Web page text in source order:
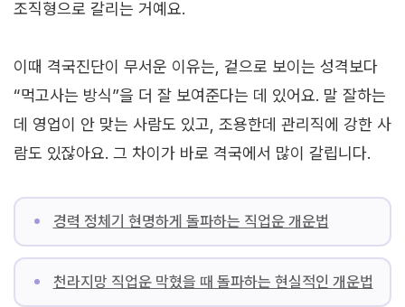
조직형으로 갈리는 거예요.
이때 격국진단이 무서운 이유는, 겉으로 보이는 성격보다
“먹고사는 방식”을 더 잘 보여준다는 데 있어요. 말 잘하는
데 영업이 안 맞는 사람도 있고, 조용한데 관리직에 강한 사
람도 있잖아요. 그 차이가 바로 격국에서 많이 갈립니다.
경력 정체기 현명하게 돌파하는 직업운 개운법
천라지망 직업운 막혔을 때 돌파하는 현실적인 개운법